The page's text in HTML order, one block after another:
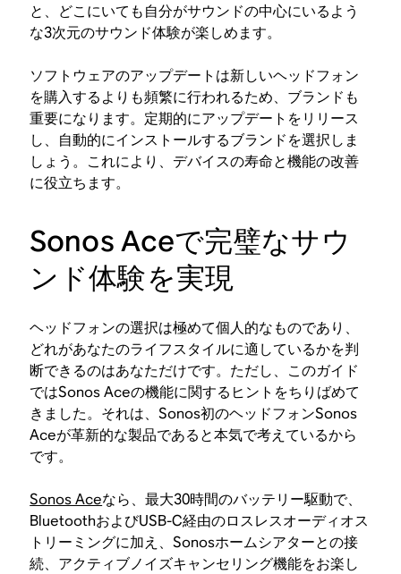
と、どこにいても自分がサウンドの中心にいるよう
な3次元のサウンド体験が楽しめます。
ソフトウェアのアップデートは新しいヘッドフォン
を購入するよりも頻繁に行われるため、ブランドも
重要になります。定期的にアップデートをリリース
し、自動的にインストールするブランドを選択しま
しょう。これにより、デバイスの寿命と機能の改善
に役立ちます。
Sonos Aceで完璧なサウ
ンド体験を実現
ヘッドフォンの選択は極めて個人的なものであり、
どれがあなたのライフスタイルに適しているかを判
断できるのはあなただけです。ただし、このガイド
ではSonos Aceの機能に関するヒントをちりばめて
きました。それは、Sonos初のヘッドフォンSonos
Aceが革新的な製品であると本気で考えているから
です。
Sonos Aceなら、最大30時間のバッテリー駆動で、
BluetoothおよびUSB-C経由のロスレスオーディオス
トリーミングに加え、Sonosホームシアターとの接
続、アクティブノイズキャンセリング機能をお楽し